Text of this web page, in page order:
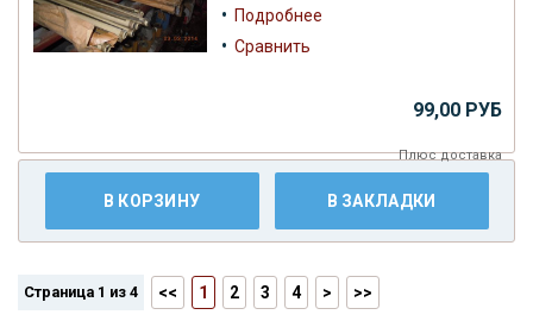
• Подробнее
• Сравнить
99,00 РУБ
Плюсдоставка
В КОРЗИНУ В ЗАКЛАДКИ
Страница 1 из 4 << 1 2 3 4 > >>